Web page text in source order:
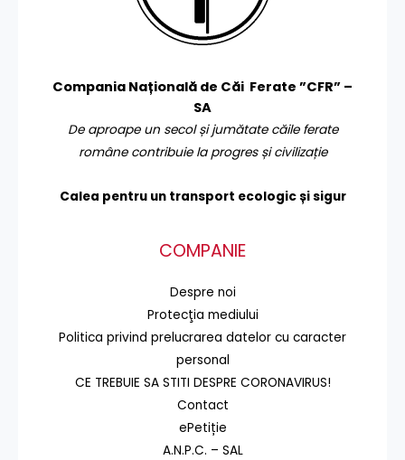
Compania Națională de Căi Ferate ”CFR” –
SA
De aproape un secol și jumătate căile ferate
române contribuie la progres și civilizație
Calea pentru un transport ecologic și sigur
COMPANIE
Despre noi
Protecţia mediului
Politica privind prelucrarea datelor cu caracter
personal
CE TREBUIE SA STITI DESPRE CORONAVIRUS!
Contact
ePetiție
A.N.P.C. – SAL